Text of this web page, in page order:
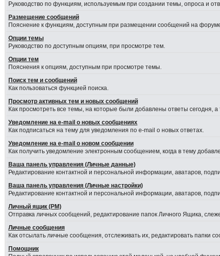
Руководство по функциям, используемым при создании темы, опроса и
Размещение сообщений
Пояснение к функциям, доступным при размещении сообщений на
Опции темы
Руководство по доступным опциям, при просмотре тем.
Опции тем
Пояснения к опциям, доступным при просмотре темы.
Поиск тем и сообщений
Как пользоваться функцией поиска.
Просмотр активных тем и новых сообщений
Как просмотреть все темы, на которые были добавлены ответы сегодня,
Уведомление на e-mail о новых сообщениях
Как подписаться на тему для уведомления по e-mail о новых ответах.
Уведомление на е-mail о новом сообщении
Как получить уведомление электронным сообщением, когда в тему
Ваша панель управления (Личные данные)
Редактирование контактной и персональной информации, аватаров,
Ваша панель управления (Личные настройки)
Редактирование контактной и персональной информации, аватаров,
Личный ящик (PM)
Отправка личных сообщений, редактирование папок Личного Ящика,
Личные сообщения
Как отсылать личные сообщения, отслеживать их, редактировать папки
Помощник